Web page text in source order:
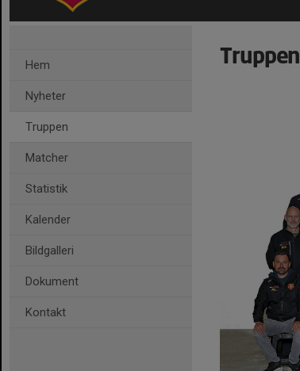
Hem
Nyheter
Truppen
Matcher
Statistik
Kalender
Bildgalleri
Dokument
Kontakt
Truppen